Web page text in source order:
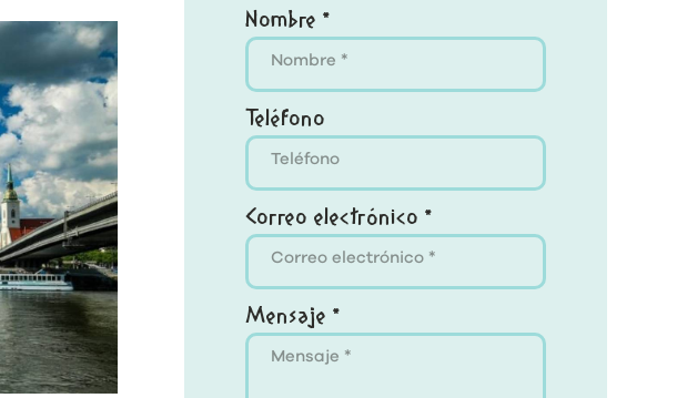
Nombre *
Teléfono
Correo electrónico *
Mensaje *